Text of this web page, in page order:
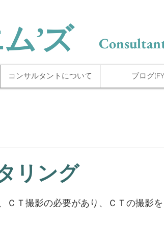
’ズ
コンサルタントについて ブログ
リング
ＣＴ撮影の必要があり、ＣＴの撮影